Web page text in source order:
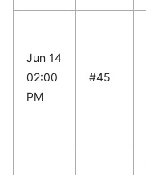
Jun 14
02:00
PM
#45